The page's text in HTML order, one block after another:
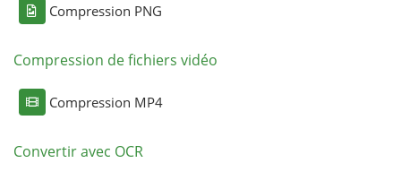
Compression PNG
Compression de fichiers vidéo
Compression MP4
Convertir avec OCR